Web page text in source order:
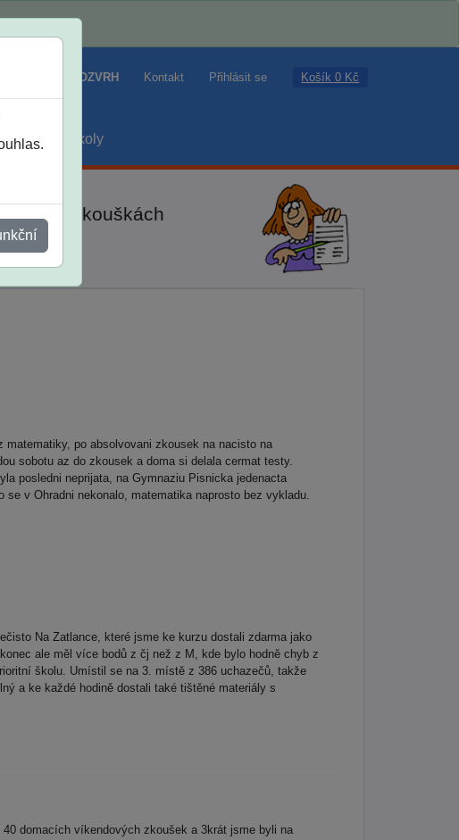
ROZVRH Kontakt Přihlásit se Košík 0 Kč
školy
zkouškách
matematiky, po absolvovani zkousek na nacisto na
sobotu az do zkousek a doma si delala cermat testy.
posledni neprijata, na Gymnaziu Pisnicka jedenacta
v Ohradni nekonalo, matematika naprosto bez vykladu.
Na Zatlance, které jsme ke kurzu dostali zdarma jako
ale měl více bodů z čj než z M, kde bylo hodně chyb z
školu. Umístil se na 3. místě z 386 uchazečů, takže
a ke každé hodině dostali také tištěné materiály s
domacích víkendových zkoušek a 3krát jsme byli na